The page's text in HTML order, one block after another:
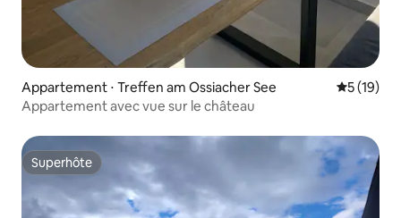
Appartement ⋅ Treffen am Ossiacher See
5 (19)
Appartement avec vue sur le château
Superhôte
Superhôte